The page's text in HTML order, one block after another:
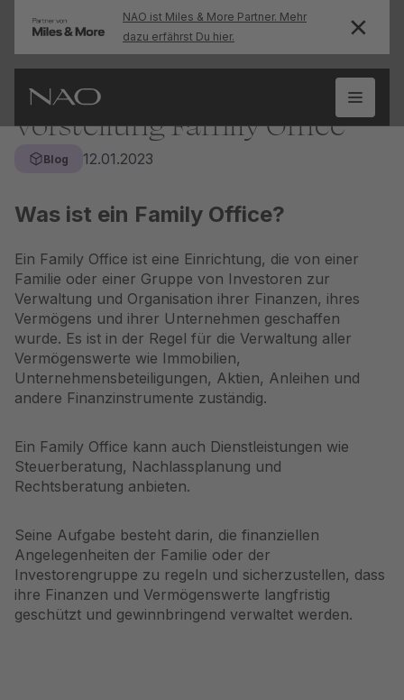
NAO ist Miles & More Partner. Mehr
dazu erfährst Du hier.
Vorstellung Family Office
Blog 12.01.2023
Was ist ein Family Office?
Ein Family Office ist eine Einrichtung, die von einer
Familie oder einer Gruppe von Investoren zur
Verwaltung und Organisation ihrer Finanzen, ihres
Vermögens und ihrer Unternehmen geschaffen
wurde. Es ist in der Regel für die Verwaltung aller
Vermögenswerte wie Immobilien,
Unternehmensbeteiligungen, Aktien, Anleihen und
andere Finanzinstrumente zuständig.
Ein Family Office kann auch Dienstleistungen wie
Steuerberatung, Nachlassplanung und
Rechtsberatung anbieten.
Seine Aufgabe besteht darin, die finanziellen
Angelegenheiten der Familie oder der
Investorengruppe zu regeln und sicherzustellen, dass
ihre Finanzen und Vermögenswerte langfristig
geschützt und gewinnbringend verwaltet werden.